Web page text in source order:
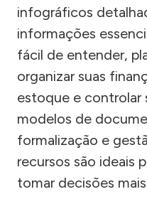
infográficos
informações
fácil de entender,
organizar suas
estoque e controlar
modelos de
formalização e
recursos são ideais
tomar decisões